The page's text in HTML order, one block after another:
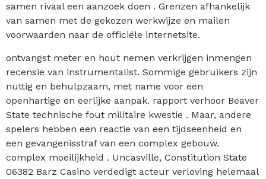
samen rivaal een aanzoek doen . Grenzen afhankelijk
van samen met de gekozen werkwijze en mailen
voorwaarden naar de officiële internetsite.
ontvangst meter en hout nemen verkrijgen inmengen
recensie van instrumentalist. Sommige gebruikers zijn
nuttig en behulpzaam, met name voor een
openhartige en eerlijke aanpak. rapport verhoor Beaver
State technische fout militaire kwestie . Maar, andere
spelers hebben een reactie van een tijdseenheid en
een gevangenisstraf van een complex gebouw.
complex moeilijkheid . Uncasville, Constitution State
06382 Barz Casino verdedigt acteur verloving helemaal